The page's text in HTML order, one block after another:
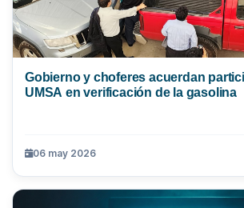
Gobierno y choferes acuerdan
UMSA en verificación de la gasolina
06 may 2026